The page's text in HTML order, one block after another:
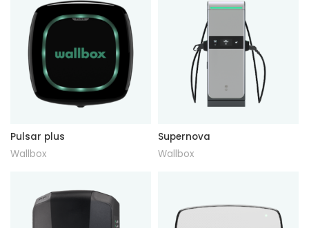
Pulsar plus
Wallbox
Supernova
Wallbox